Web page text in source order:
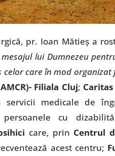
pr. Ioan Mătieş a
lui Dumnezeu
care în mod organizat
Filiala Cluj;
servicii medicale de
persoanele cu
care, prin Centrul
acest centru;